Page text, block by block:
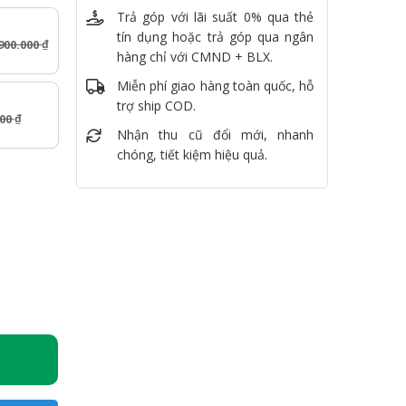
₫
₫
Trả góp với lãi suất 0% qua thẻ
tín dụng hoặc trả góp qua ngân
hàng chỉ với CMND + BLX.
Miễn phí giao hàng toàn quốc, hỗ
trợ ship COD.
Nhận thu cũ đổi mới, nhanh
chóng, tiết kiệm hiệu quả.